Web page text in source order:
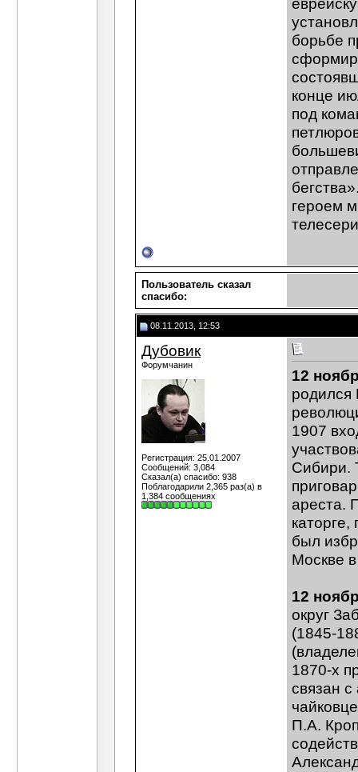
борьбе
конце
под
героем
Пользователь сказал
cпасибо:
08.11.2013, 12:53
Дубовик
Форумчанин
Регистрация: 25.01.2007
Сообщений: 3,084
Сказал(а) спасибо: 938
Поблагодарили 2,365 раз(а) в
1,384 сообщениях
12
родился
1907
Сибири.
ареста.
был
Москве
12
округ
(1845-
1870-х
связан
П.А.